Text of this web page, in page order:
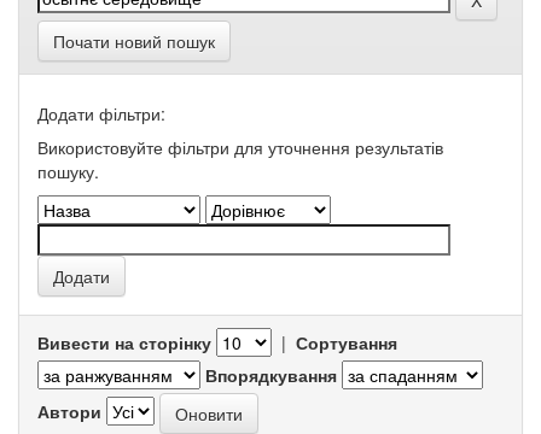
Почати новий пошук
Додати фільтри:
Використовуйте фільтри для уточнення результатів
пошуку.
Вивести на сторінку | Сортування
Впорядкування
Автори